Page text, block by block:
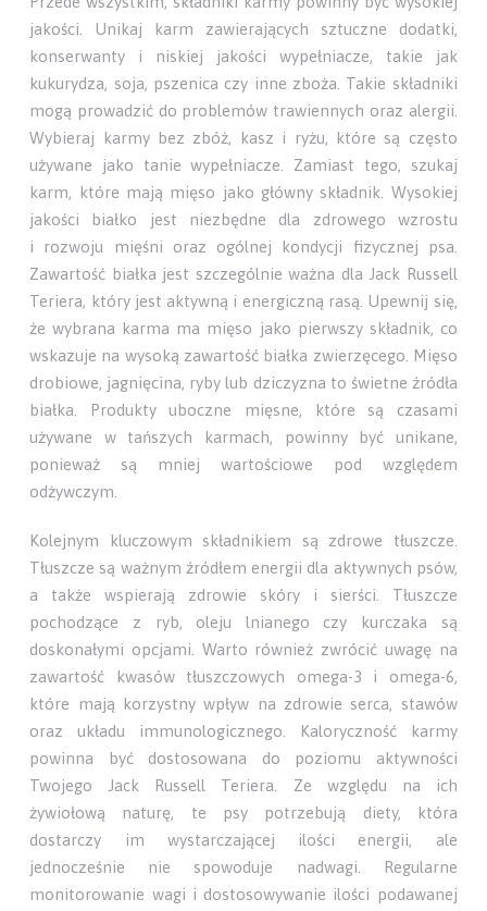
jakości. Unikaj karm zawierających sztuczne dodatki,
konserwanty i niskiej jakości wypełniacze, takie jak
kukurydza, soja, pszenica czy inne zboża. Takie składniki
mogą prowadzić do problemów trawiennych oraz alergii.
Wybieraj karmy bez zbóż, kasz i ryżu, które są często
używane jako tanie wypełniacze. Zamiast tego, szukaj
karm, które mają mięso jako główny składnik. Wysokiej
jakości białko jest niezbędne dla zdrowego wzrostu
i rozwoju mięśni oraz ogólnej kondycji fizycznej psa.
Zawartość białka jest szczególnie ważna dla Jack Russell
Teriera, który jest aktywną i energiczną rasą. Upewnij się,
że wybrana karma ma mięso jako pierwszy składnik, co
wskazuje na wysoką zawartość białka zwierzęcego. Mięso
drobiowe, jagnięcina, ryby lub dziczyzna to świetne źródła
białka. Produkty uboczne mięsne, które są czasami
używane w tańszych karmach, powinny być unikane,
ponieważ są mniej wartościowe pod względem
odżywczym.
Kolejnym kluczowym składnikiem są zdrowe tłuszcze.
Tłuszcze są ważnym źródłem energii dla aktywnych psów,
a także wspierają zdrowie skóry i sierści. Tłuszcze
pochodzące z ryb, oleju lnianego czy kurczaka są
doskonałymi opcjami. Warto również zwrócić uwagę na
zawartość kwasów tłuszczowych omega-3 i omega-6,
które mają korzystny wpływ na zdrowie serca, stawów
oraz układu immunologicznego. Kaloryczność karmy
powinna być dostosowana do poziomu aktywności
Twojego Jack Russell Teriera. Ze względu na ich
żywiołową naturę, te psy potrzebują diety, która
dostarczy im wystarczającej ilości energii, ale
jednocześnie nie spowoduje nadwagi. Regularne
monitorowanie wagi i dostosowywanie ilości podawanej